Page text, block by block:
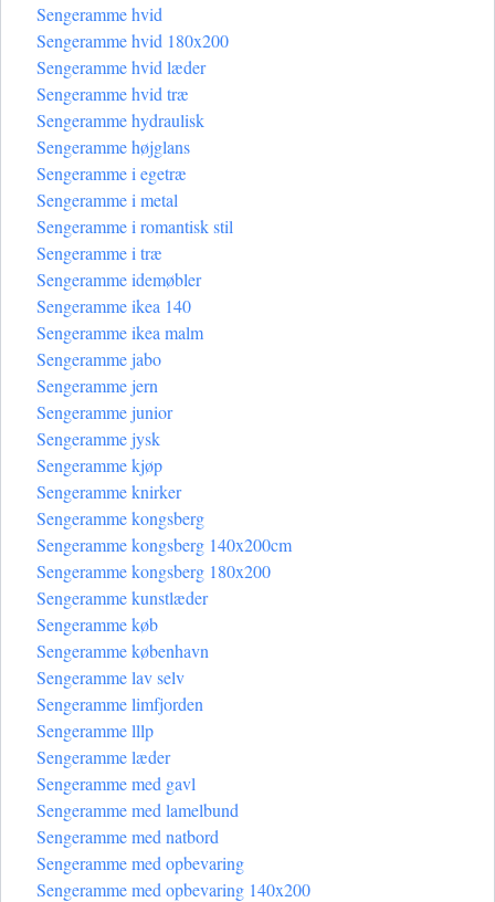
Sengeramme hvid
Sengeramme hvid 180x200
Sengeramme hvid læder
Sengeramme hvid træ
Sengeramme hydraulisk
Sengeramme højglans
Sengeramme i egetræ
Sengeramme i metal
Sengeramme i romantisk stil
Sengeramme i træ
Sengeramme idemøbler
Sengeramme ikea 140
Sengeramme ikea malm
Sengeramme jabo
Sengeramme jern
Sengeramme junior
Sengeramme jysk
Sengeramme kjøp
Sengeramme knirker
Sengeramme kongsberg
Sengeramme kongsberg 140x200cm
Sengeramme kongsberg 180x200
Sengeramme kunstlæder
Sengeramme køb
Sengeramme københavn
Sengeramme lav selv
Sengeramme limfjorden
Sengeramme lllp
Sengeramme læder
Sengeramme med gavl
Sengeramme med lamelbund
Sengeramme med natbord
Sengeramme med opbevaring
Sengeramme med opbevaring 140x200